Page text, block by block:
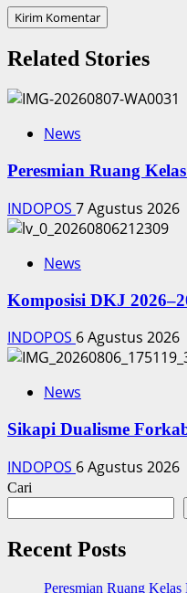
Related Stories
News
Peresmian Ruang
INDOPOS 7 Agustus 2026
News
Komposisi DKJ
INDOPOS 6 Agustus 2026
News
Sikapi Dualisme
INDOPOS 6 Agustus 2026
Cari
Recent Posts
Peresmian Ruang